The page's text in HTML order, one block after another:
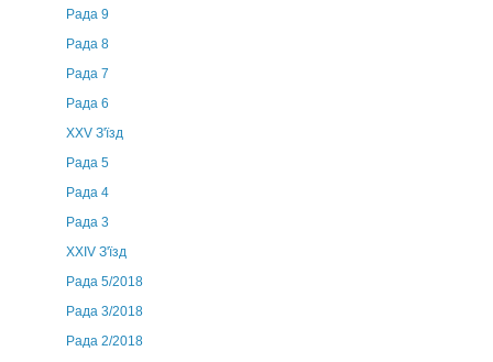
Рада 9
Рада 8
Рада 7
Рада 6
XXV З'їзд
Рада 5
Рада 4
Рада 3
ХХIV З'їзд
Рада 5/2018
Рада 3/2018
Рада 2/2018